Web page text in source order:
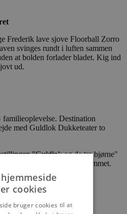
Frederik lave sjove Floorball Zorro
svinges rundt i luften sammen
at bolden forlader bladet. Kig ind
ud.
Destination
med Guldlok Dukketeater to
"Guldlok og de tre bjørne"
og de tre friere" på programmet.
cookies
bruger cookies til at